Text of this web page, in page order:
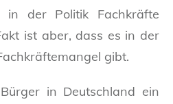
der Politik Fachkräfte
ist aber, dass es in der
gibt.
in Deutschland ein